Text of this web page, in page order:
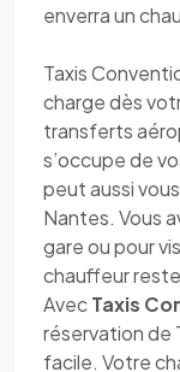
enverra un
Taxis
charge dès
transferts
s’occupe de
peut aussi
Nantes. Vous
gare ou pour
chauffeur
AvecTaxis
réservation de
facile. Votre